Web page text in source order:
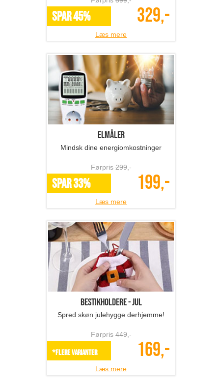
SPAR 45% 329,-
Læs mere
Elmåler
Mindsk dine energiomkostninger
Førpris299,-
SPAR 33% 199,-
Læs mere
Bestikholdere - jul
Spred skøn julehygge derhjemme!
Førpris449,-
*Flere varianter 169,-
Læs mere